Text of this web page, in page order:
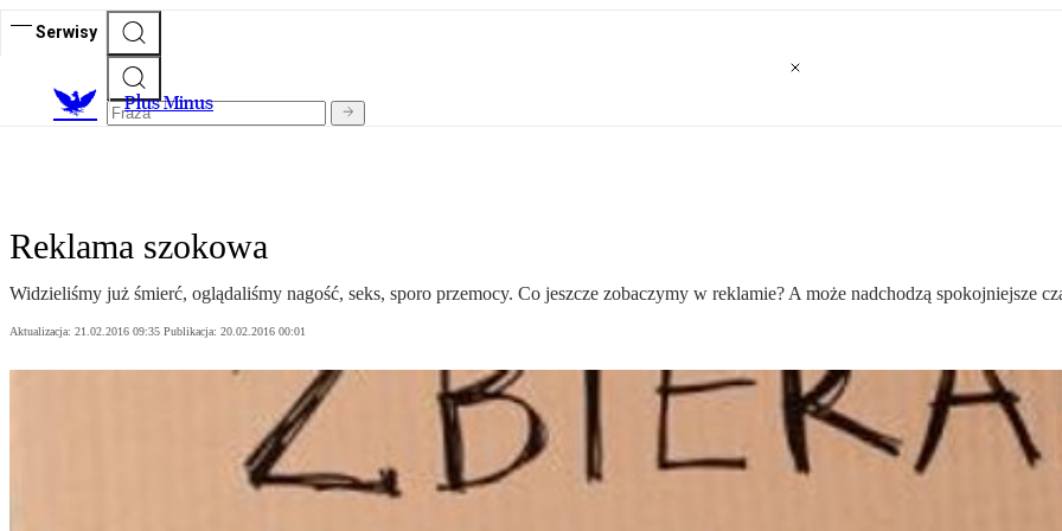
Serwisy
Plus Minus
Reklama szokowa
Widzieliśmy już śmierć, oglądaliśmy nagość, seks, sporo przemocy. Co jeszcze zobaczymy w reklamie? A może nadchodzą spokojniejsze
Aktualizacja: 21.02.2016 09:35 Publikacja: 20.02.2016 00:01